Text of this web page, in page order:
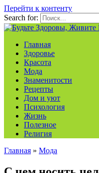
Перейти к контенту
Search for:
Главная
Здоровье
Красота
Мода
Знаменитости
Рецепты
Дом и уют
Психология
Жизнь
Полезное
Религия
Главная » Мода